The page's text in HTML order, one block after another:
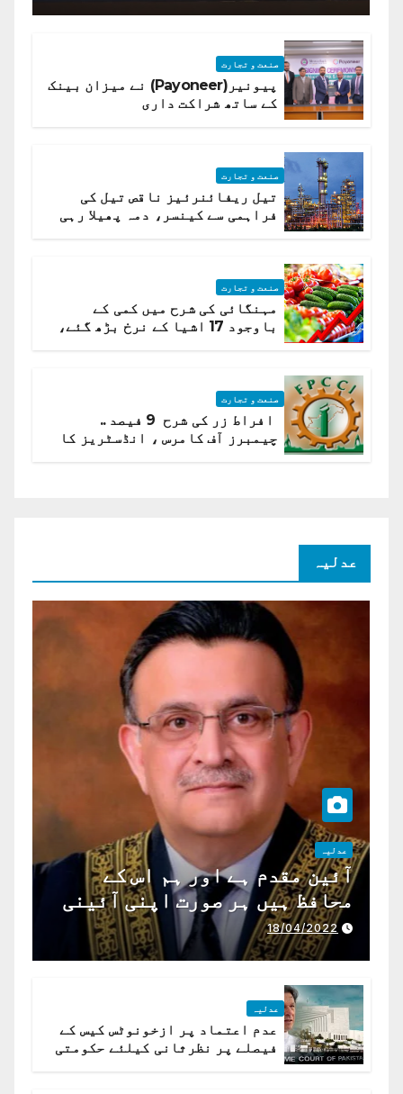
صنعت و تجارت
پیونیر(Payoneer) نے میزان بینک
کے ساتھ شراکت داری
صنعت و تجارت
تیل ریفائنرئیز ناقص تیل کی
فراہمی سے کینسر، دمہ پھیلا رہی
صنعت و تجارت
مہنگائی کی شرح میں کمی کے
باوجود 17 اشیا کے نرخ بڑھ گئے،
صنعت و تجارت
افراط زر کی شرح 9 فیصد ..
چیمبرز آف کامرس ، انڈسٹریز کا
عدلیہ
عدلیہ
آئین مقدم ہے اور ہم اس کے
محافظ ہیں ہر صورت اپنی آئینی
ذمہ داری ادا کرینگے ، چیف
جسٹس پاکستان
18/04/2022
عدلیہ
عدم اعتماد پر ازخونوٹس کیس کے
فیصلے پر نظرثانی کیلئے حکومتی